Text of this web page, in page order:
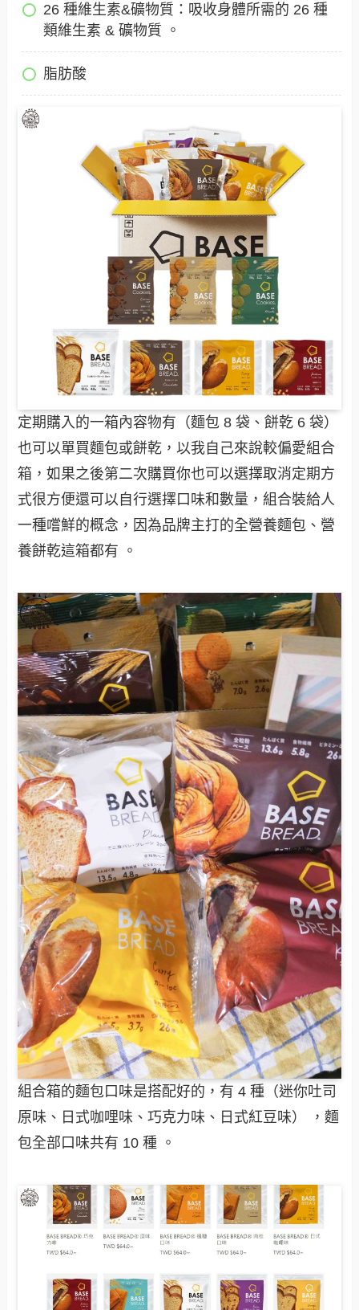
26 種維生素&礦物質：吸收身體所需的 26 種
類維生素 & 礦物質 。
脂肪酸
定期購入的一箱內容物有（麵包 8 袋、餅乾 6 袋）
也可以單買麵包或餅乾，以我自己來說較偏愛組合
箱，如果之後第二次購買你也可以選擇取消定期方
式很方便還可以自行選擇口味和數量，組合裝給人
一種嚐鮮的概念，因為品牌主打的全營養麵包、營
養餅乾這箱都有 。
組合箱的麵包口味是搭配好的，有 4 種（迷你吐司
原味、日式咖哩味、巧克力味、日式紅豆味） ，麵
包全部口味共有 10 種 。